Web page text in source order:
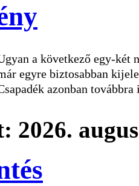
a következő egy-két
egyre biztosabban
azonban
2026.